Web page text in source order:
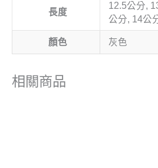
長度
12.5公分,
公分, 14公
顏色 灰色
相關商品